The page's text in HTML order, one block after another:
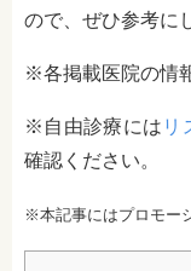
ので、ぜひ参考に
※各掲載医院の情
※自由診療には リ
確認ください。
※本記事にはプロモー